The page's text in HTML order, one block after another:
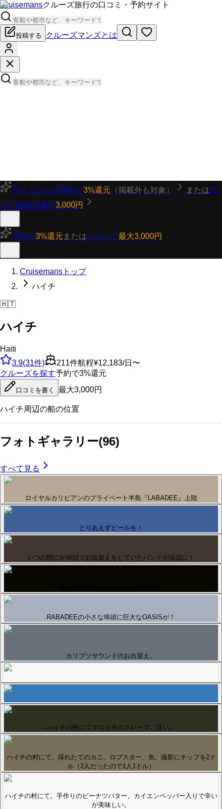
Cruisemansクルーズ旅行の口コミ・予約サイト
投稿する クルーズマンズとは
サイトからの予約で3%還元 （掲載外も対象） または口
コミ投稿で最大3,000円
予約で3%還元 または口コミで最大3,000円
Cruisemansトップ
ハイチ
🇭🇹
ハイチ
Haiti
3.9(31件) 211件航程¥12,183/日〜
クルーズを探す予約で3%還元
口コミを書く 最大3,000円
ハイチ周辺の船の位置
フォトギャラリー(96)
すべて見る
ロイヤルカリビアンのプライベート半島『LABADEE』上陸
とりあえずビールを！
いつの間にか埠頭でお出迎えをしていたバンドが浜辺に！
RABADEEの小さな埠頭に巨大なOASISが！
カリプソサウンドのお出迎え。
ハイチの村にてタロイモのクレープ。甘い。
ハイチの村にて。採れたてのカニ、ロブスター、魚。撮影にチップを2ド
ル（2人だったので1人1ドル）
ハイチの村にて。手作りのピーナツバター。カイエンペッパー入りで辛い
が美味しい。